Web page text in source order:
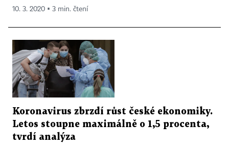
10. 3. 2020 ▪ 3 min. čtení
Koronavirus zbrzdí růst české ekonomiky.
Letos stoupne maximálně o 1,5 procenta,
tvrdí analýza